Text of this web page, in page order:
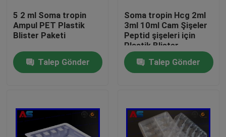
Ev
Hakkımızda
5 2 ml Soma tropin
Ampul PET Plastik
Blister Paketi
Talep Gönder
Soma tropin Hcg 2ml
3ml 10ml Cam Şişeler
Peptid şişeleri için
Plastik Blister
Ambalajı
Talep Gönder